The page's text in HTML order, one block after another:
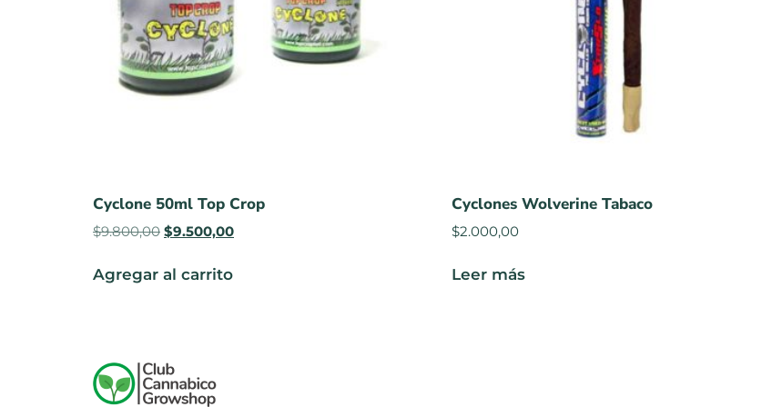
Cyclone 50ml Top Crop
$9.800,00 $9.500,00
Agregar al carrito
Cyclones Wolverine Tabaco
$2.000,00
Leer más